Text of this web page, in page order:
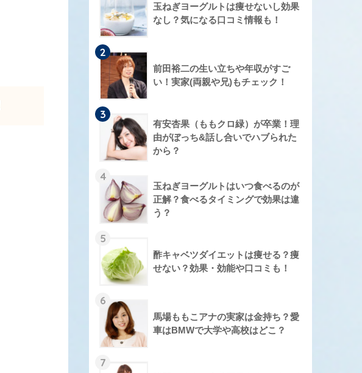
玉ねぎヨーグルトは痩せないし効果
なし？気になる口コミ情報も！
2
前田裕二の生い立ちや年収がすご
い！実家(両親や兄)もチェック！
3
有安杏果（ももクロ緑）が卒業！理
由がぼっち&話し合いでハブられた
から？
4
玉ねぎヨーグルトはいつ食べるのが
正解？食べるタイミングで効果は違
う？
5
酢キャベツダイエットは痩せる？痩
せない？効果・効能や口コミも！
6
馬場ももこアナの実家は金持ち？愛
車はBMWで大学や高校はどこ？
7